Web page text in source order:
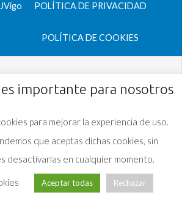
POLÍTICA DE PRIVACIDAD
POLÍTICA DE COOKIES
importante para nosotros
para mejorar la experiencia de uso.
que aceptas dichas cookies, sin
desactivarlas en cualquier momento.
Aceptar todas Rechazar